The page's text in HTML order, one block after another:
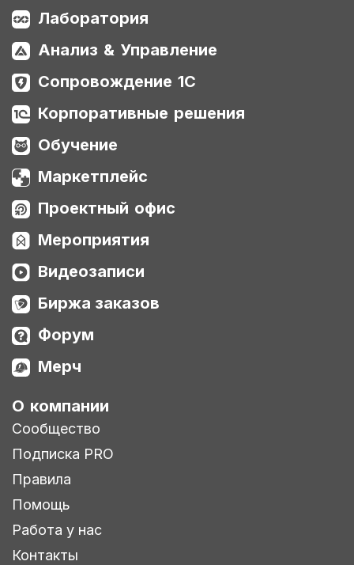
Лаборатория
Анализ & Управление
Сопровождение 1С
Корпоративные решения
Обучение
Маркетплейс
Проектный офис
Мероприятия
Видеозаписи
Биржа заказов
Форум
Мерч
О компании
Сообщество
Подписка PRO
Правила
Помощь
Работа у нас
Контакты